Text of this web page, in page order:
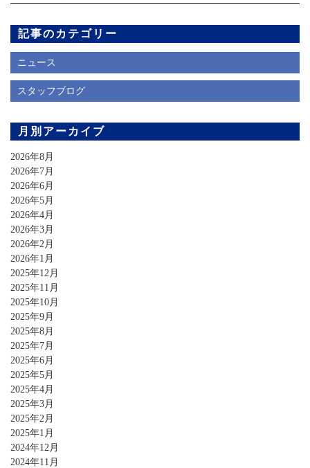
記事のカテゴリー
ニュース
スタッフブログ
月別アーカイブ
2026年8月
2026年7月
2026年6月
2026年5月
2026年4月
2026年3月
2026年2月
2026年1月
2025年12月
2025年11月
2025年10月
2025年9月
2025年8月
2025年7月
2025年6月
2025年5月
2025年4月
2025年3月
2025年2月
2025年1月
2024年12月
2024年11月